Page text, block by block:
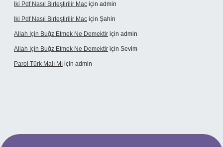
Iki Pdf Nasıl Birleştirilir Mac için admin
Iki Pdf Nasıl Birleştirilir Mac için Şahin
Allah Için Buğz Etmek Ne Demektir için admin
Allah Için Buğz Etmek Ne Demektir için Sevim
Parol Türk Malı Mı için admin